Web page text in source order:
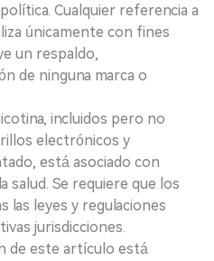
Cualquier referencia a
únicamente con fines
un respaldo,
de ninguna marca o
incluidos pero no
electrónicos y
está asociado con
salud. Se requiere que los
las leyes y regulaciones
jurisdicciones.
de este artículo está